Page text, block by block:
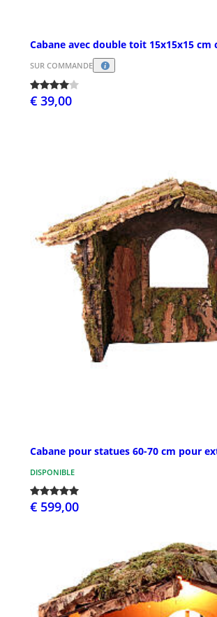
Cabane avec double toit 15x15x15 cm
SUR COMMANDE
€ 39,00
Cabane pour statues 60-70 cm pour
DISPONIBLE
€ 599,00